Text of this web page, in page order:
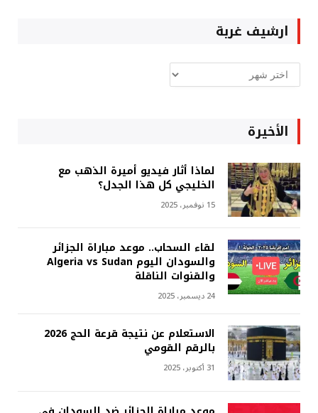
ارشيف غربة
ارشيف
غربة
الأخيرة
لماذا أثار فيديو أميرة الذهب مع
الخليجي كل هذا الجدل؟
15 نوفمبر، 2025
لقاء السحاب.. موعد مباراة الجزائر
والسودان اليوم Algeria vs Sudan
والقنوات الناقلة
24 ديسمبر، 2025
الاستعلام عن نتيجة قرعة الحج 2026
بالرقم القومي
31 أكتوبر، 2025